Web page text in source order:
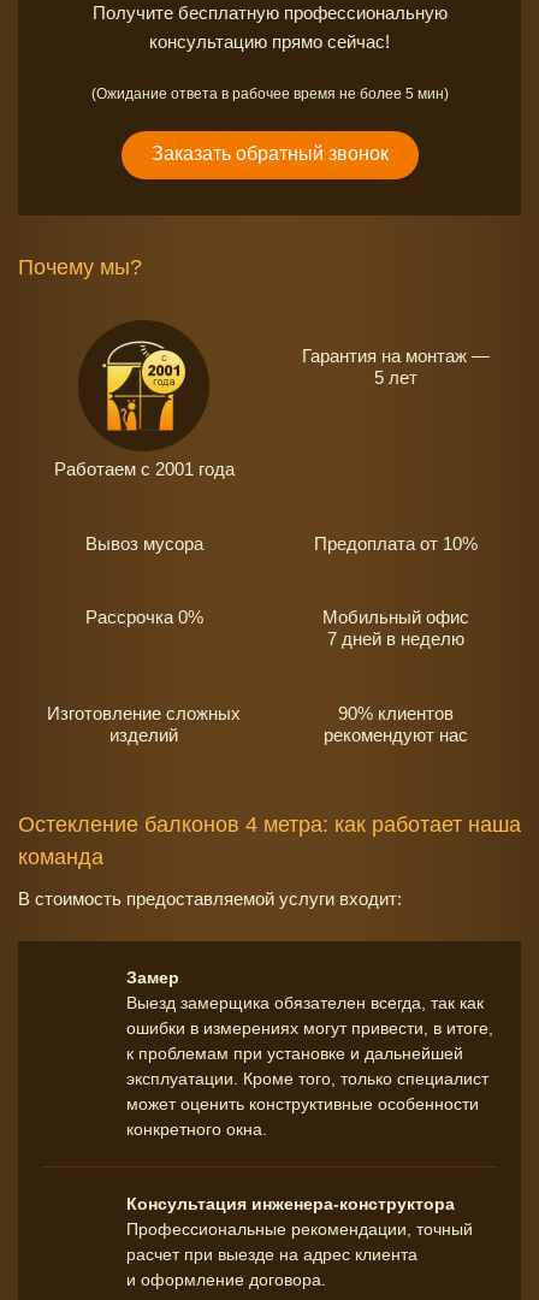
Получите бесплатную профессиональную
консультацию прямо сейчас!
(Ожидание ответа в рабочее время не более 5 мин)
Заказать обратный звонок
Почему мы?
Работаем с 2001 года
Гарантия на монтаж —
5 лет
Вывоз мусора Предоплата от 10%
Рассрочка 0%
Мобильный офис
7 дней в неделю
Изготовление сложных
изделий
90% клиентов
рекомендуют наc
Остекление балконов 4 метра: как работает наша
команда
В стоимость предоставляемой услуги входит:
Замер
Выезд замерщика обязателен всегда, так как
ошибки в измерениях могут привести, в итоге,
к проблемам при установке и дальнейшей
эксплуатации. Кроме того, только специалист
может оценить конструктивные особенности
конкретного окна.
Консультация инженера-конструктора
Профессиональные рекомендации, точный
расчет при выезде на адрес клиента
и оформление договора.